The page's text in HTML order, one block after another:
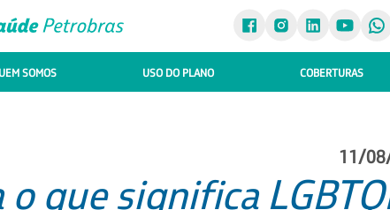
SOMOS USO DO PLANO COBERTURAS
11/
que significa